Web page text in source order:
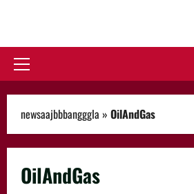
Primary
newsaajbbbangggla » OilAndGas
OilAndGas